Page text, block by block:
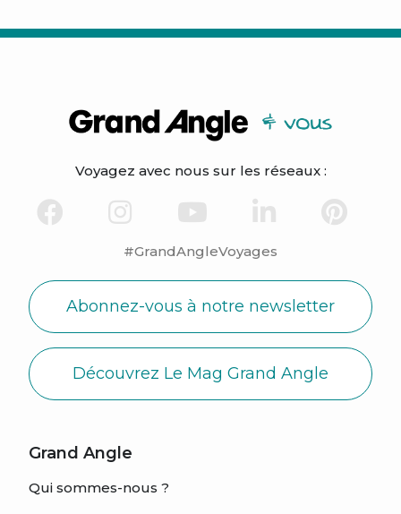
Voyagez avec nous sur les réseaux :
#GrandAngleVoyages
Abonnez-vous à notre newsletter
Découvrez Le Mag Grand Angle
Grand Angle
Qui sommes-nous ?